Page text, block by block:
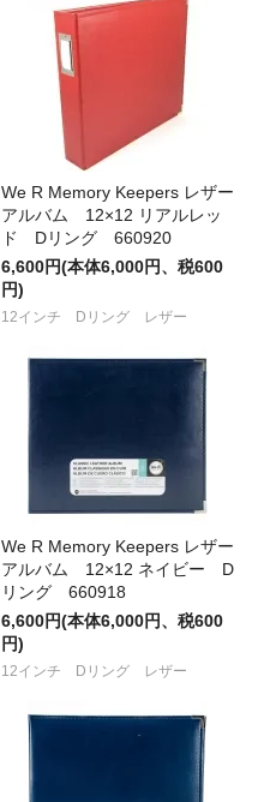
We R Memory Keepers レザー
アルバム 12×12 リアルレッ
ド Dリング 660920
6,600円(本体6,000円、税600
円)
12インチ Dリング レザー
We R Memory Keepers レザー
アルバム 12×12 ネイビー D
リング 660918
6,600円(本体6,000円、税600
円)
12インチ Dリング レザー